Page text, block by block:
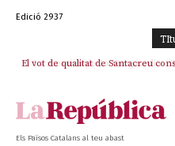
Edició 2937
El vot de qualitat de Santacreu
La mentida de La Vanguardia:
Els Països Catalans al teu abast